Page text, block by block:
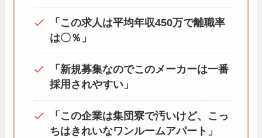
「この求人は平均年収450万で離職率
は〇％」
「新規募集なのでこのメーカーは一番
採用されやすい」
「この企業は集団寮で汚いけど、こっ
ちはきれいなワンルームアパート」